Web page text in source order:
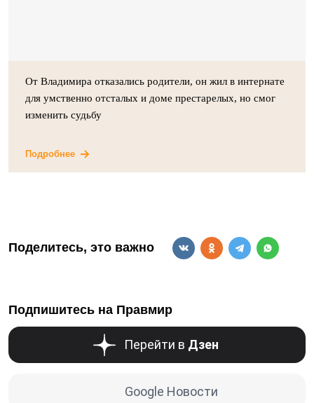
От Владимира отказались родители, он жил в интернате
для умственно отсталых и доме престарелых, но смог
изменить судьбу
Подробнее
Поделитесь, это важно
Подпишитесь на Правмир
Перейти в Дзен
Google Новости